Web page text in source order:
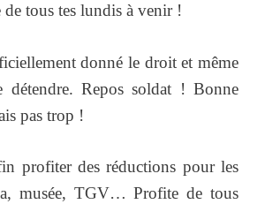
tous tes lundis à venir !
donné le droit et même
Repos soldat ! Bonne
pas trop !
profiter des réductions pour les
musée, TGV… Profite de tous